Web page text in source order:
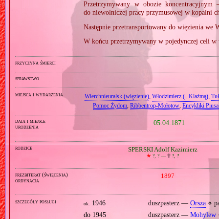
Przetrzymywany w obozie
do niewolniczej pracy przymusowej w kopalni
Następnie przetransportowany do więzienia we
W końcu przetrzymywany w pojedynczej celi
przyczyna śmierci
sprawstwo
miejsca i wydarzenia Wierchnieuralsk (więzienie), Włodzimierz (n. Klaźmą),
Pomoc Żydom,Ribbentrop‐Mołotow,Encykliki
data i miejsce
urodzenia
05.04.1871
rodzice SPERSKI Adolf Kazimierz
🞲 ?, ? — 🕆?, ?
prezbiterat (święcenia)
ordynacja
1897
szczegóły posługi ok. 1946 duszpasterz — Orsza⋄
do 1945
duszpasterz — Mohylew